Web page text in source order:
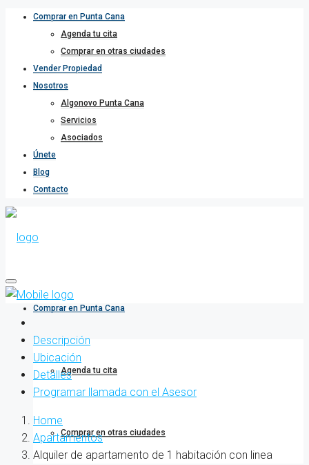
Comprar en Punta Cana
Agenda tu cita
Comprar en otras ciudades
Vender Propiedad
Nosotros
Algonovo Punta Cana
Servicios
Asociados
Únete
Blog
Contacto
Comprar en Punta Cana
Agenda tu cita
Comprar en otras ciudades
Descripción
Ubicación
Detalles
Programar llamada con el Asesor
Home
Apartamentos
Alquiler de apartamento de 1 habitación con linea